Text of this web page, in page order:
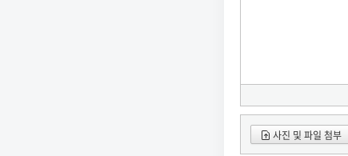
사진 및 파일 첨부